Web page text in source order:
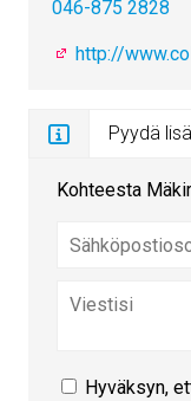
046-875 2828
http://
Pyydä
Kohteesta
Hyväksyn,